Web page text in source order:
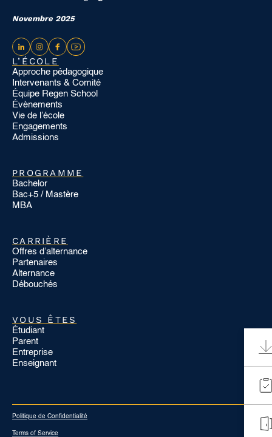
Novembre 2025
L’ÉCOLE
Approche pédagogique
Intervenants & Comité
Équipe Regen School
Évènements
Vie de l’école
Engagements
Admissions
PROGRAMME
Bachelor
Bac+5 / Mastère
MBA
CARRIÈRE
Offres d’alternance
Partenaires
Alternance
Débouchés
VOUS ÊTES
Étudiant
Parent
Entreprise
Enseignant
Politique de Confidentialité
Terms of Service